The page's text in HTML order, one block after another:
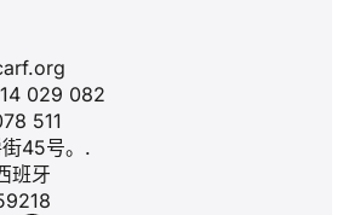
029 082
511
45号。.
班牙